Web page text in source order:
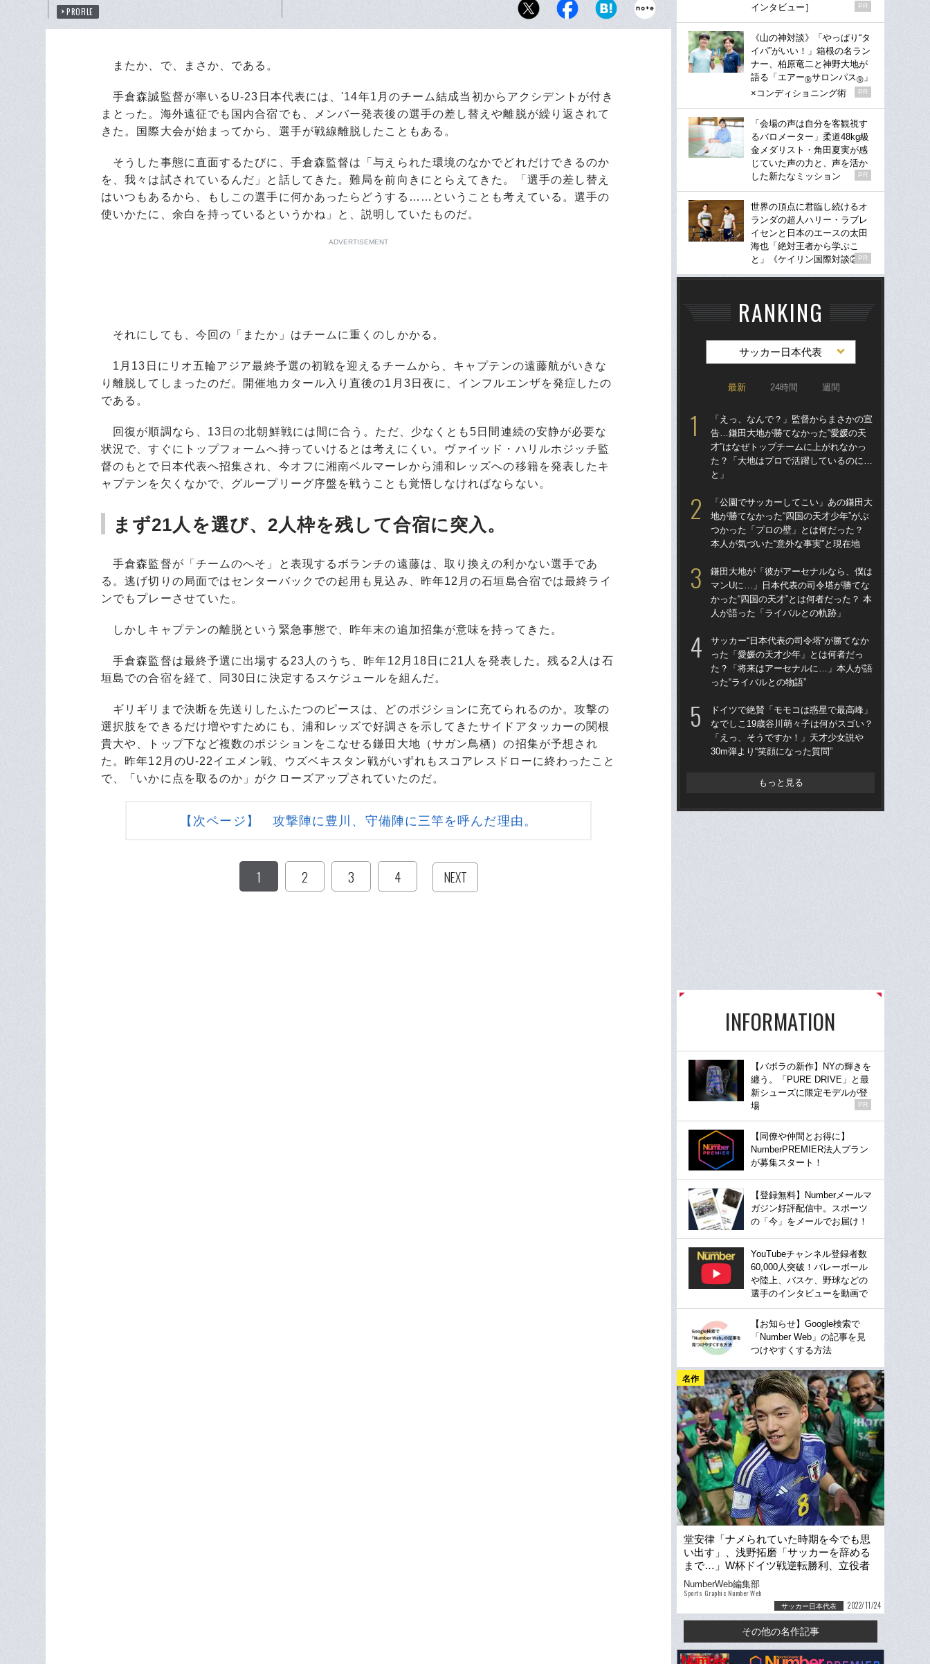
PROFILE
またか、で、まさか、である。
手倉森誠監督が率いるU-23日本代表には、'14年1月のチーム結成当初からアクシデントが付き
まとった。海外遠征でも国内合宿でも、メンバー発表後の選手の差し替えや離脱が繰り返されて
きた。国際大会が始まってから、選手が戦線離脱したこともある。
そうした事態に直面するたびに、手倉森監督は「与えられた環境のなかでどれだけできるのか
を、我々は試されているんだ」と話してきた。難局を前向きにとらえてきた。「選手の差し替え
はいつもあるから、もしこの選手に何かあったらどうする……ということも考えている。選手の
使いかたに、余白を持っているというかね」と、説明していたものだ。
ADVERTISEMENT
それにしても、今回の「またか」はチームに重くのしかかる。
1月13日にリオ五輪アジア最終予選の初戦を迎えるチームから、キャプテンの遠藤航がいきな
り離脱してしまったのだ。開催地カタール入り直後の1月3日夜に、インフルエンザを発症したの
である。
回復が順調なら、13日の北朝鮮戦には間に合う。ただ、少なくとも5日間連続の安静が必要な
状況で、すぐにトップフォームへ持っていけるとは考えにくい。ヴァイッド・ハリルホジッチ監
督のもとで日本代表へ招集され、今オフに湘南ベルマーレから浦和レッズへの移籍を発表したキ
ャプテンを欠くなかで、グループリーグ序盤を戦うことも覚悟しなければならない。
まず21人を選び、2人枠を残して合宿に突入。
手倉森監督が「チームのへそ」と表現するボランチの遠藤は、取り換えの利かない選手であ
る。逃げ切りの局面ではセンターバックでの起用も見込み、昨年12月の石垣島合宿では最終ライ
ンでもプレーさせていた。
しかしキャプテンの離脱という緊急事態で、昨年末の追加招集が意味を持ってきた。
手倉森監督は最終予選に出場する23人のうち、昨年12月18日に21人を発表した。残る2人は石
垣島での合宿を経て、同30日に決定するスケジュールを組んだ。
ギリギリまで決断を先送りしたふたつのピースは、どのポジションに充てられるのか。攻撃の
選択肢をできるだけ増やすためにも、浦和レッズで好調さを示してきたサイドアタッカーの関根
貴大や、トップ下など複数のポジションをこなせる鎌田大地（サガン鳥栖）の招集が予想され
た。昨年12月のU-22イエメン戦、ウズベキスタン戦がいずれもスコアレスドローに終わったこと
で、「いかに点を取るのか」がクローズアップされていたのだ。
【次ページ】 攻撃陣に豊川、守備陣に三竿を呼んだ理由。
1 2 3 4 NEXT
インタビュー］
PR
《山の神対談》「やっぱり“タ
イパ”がいい！」箱根の名ラン
ナー、柏原竜二と神野大地が
語る「エアー®サロンパス® 」
×コンディショニング術
PR
「会場の声は自分を客観視す
るバロメーター」柔道48kg級
金メダリスト・角田夏実が感
じていた声の力と、声を活か
した新たなミッション
PR
世界の頂点に君臨し続けるオ
ランダの超人ハリー・ラブレ
イセンと日本のエースの太田
海也「絶対王者から学ぶこ
と」《ケイリン国際対談②》
PR
RANKING
サッカー日本代表
最新 24時間 週間
「えっ、なんで？」監督からまさかの宣
告…鎌田大地が勝てなかった“愛媛の天
才”はなぜトップチームに上がれなかっ
た？「大地はプロで活躍しているのに…
と」
「公園でサッカーしてこい」あの鎌田大
地が勝てなかった“四国の天才少年”がぶ
つかった「プロの壁」とは何だった？
本人が気づいた“意外な事実”と現在地
鎌田大地が「彼がアーセナルなら、僕は
マンUに…」日本代表の司令塔が勝てな
かった“四国の天才”とは何者だった？ 本
人が語った「ライバルとの軌跡」
サッカー“日本代表の司令塔”が勝てなか
った「愛媛の天才少年」とは何者だっ
た？「将来はアーセナルに…」本人が語
った“ライバルとの物語”
ドイツで絶賛「モモコは惑星で最高峰」
なでしこ19歳谷川萌々子は何がスゴい？
「えっ、そうですか！」天才少女説や
30m弾より“笑顔になった質問”
もっと見る
INFORMATION
【バボラの新作】NYの輝きを
纏う。「PURE DRIVE」と最
新シューズに限定モデルが登
場
PR
【同僚や仲間とお得に】
NumberPREMIER法人プラン
が募集スタート！
【登録無料】Numberメールマ
ガジン好評配信中。スポーツ
の「今」をメールでお届け！
YouTubeチャンネル登録者数
60,000人突破！バレーボール
や陸上、バスケ、野球などの
選手のインタビューを動画で
【お知らせ】Google検索で
「Number Web」の記事を見
つけやすくする方法
名作
堂安律「ナメられていた時期を今でも思
い出す」、浅野拓磨「サッカーを辞める
まで…」W杯ドイツ戦逆転勝利、立役者
の“反骨心”
NumberWeb編集部
Sports Graphic Number Web
サッカー日本代表 2022/11/24
その他の名作記事